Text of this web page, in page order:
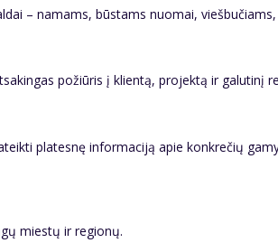
– namams, būstams nuomai,
požiūris į klientą, projektą ir galutinį
platesnę informaciją apie konkrečių
miestų ir regionų.